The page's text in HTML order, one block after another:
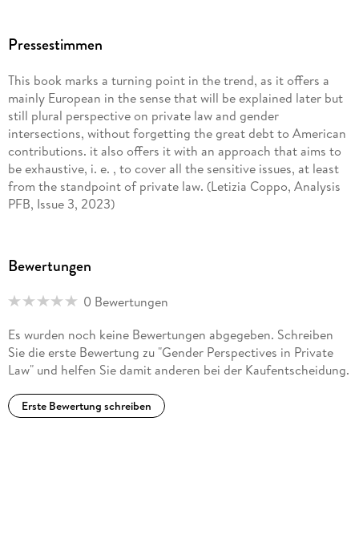
Procedural Issues Between Procedural Autonomy, EU
Perspectives in Mediation.
Pressestimmen
This book marks a turning point in the trend, as it offers a
mainly European in the sense that will be explained later but
still plural perspective on private law and gender
intersections, without forgetting the great debt to American
contributions. it also offers it with an approach that aims to
be exhaustive, i. e. , to cover all the sensitive issues, at least
from the standpoint of private law. (Letizia Coppo, Analysis
PFB, Issue 3, 2023)
Bewertungen
0 Bewertungen
Es wurden noch keine Bewertungen abgegeben. Schreiben
Sie die erste Bewertung zu "Gender Perspectives in Private
Law" und helfen Sie damit anderen bei der Kaufentscheidung.
Erste Bewertung schreiben